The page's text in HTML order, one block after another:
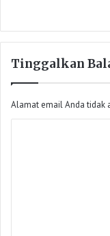
Tinggalkan
Alamat email Anda tidak